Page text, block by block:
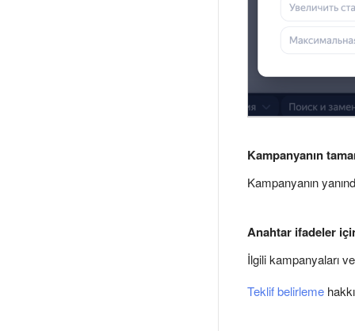
Kampanyanın
Kampanyanın
Anahtar ifadeler
İlgili kampanyaları
Teklif belirleme